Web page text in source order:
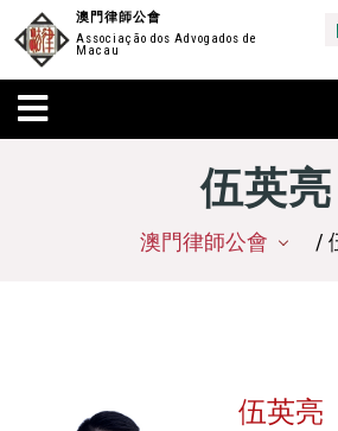
澳門律師公會
Associação dos Advogados de
Macau
伍英亮
澳門律師公會 /
伍英亮